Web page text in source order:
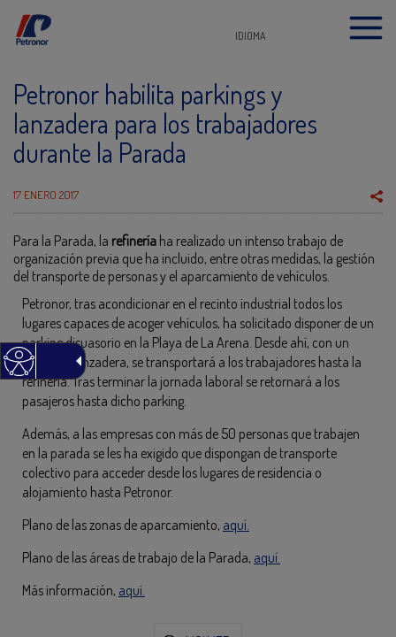
IDIOMA
Petronor habilita parkings y
lanzadera para los trabajadores
durante la Parada
17 ENERO 2017
Para la Parada, la refinería ha realizado un intenso trabajo de
organización previa que ha incluido, entre otras medidas, la gestión
del transporte de personas y el aparcamiento de vehículos.
Petronor, tras acondicionar en el recinto industrial todos los
lugares capaces de acoger vehículos, ha solicitado disponer de un
parking disuasorio en la Playa de La Arena. Desde ahí, con un
autobús-lanzadera, se transportará a los trabajadores hasta la
refinería. Tras terminar la jornada laboral se retornará a los
pasajeros hasta dicho parking.
Además, a las empresas con más de 50 personas que trabajen
en la parada se les ha exigido que dispongan de transporte
colectivo para acceder desde los lugares de residencia o
alojamiento hasta Petronor.
Plano de las zonas de aparcamiento, aquí.
Plano de las áreas de trabajo de la Parada, aquí.
Más información, aquí.